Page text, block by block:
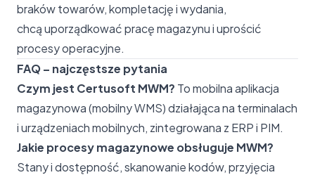
braków towarów, kompletację i wydania,
chcą uporządkować pracę magazynu i uprościć
procesy operacyjne.
FAQ – najczęstsze pytania
Czym jest Certusoft MWM? To mobilna aplikacja
magazynowa (mobilny WMS) działająca na terminalach
i urządzeniach mobilnych, zintegrowana z ERP i PIM.
Jakie procesy magazynowe obsługuje MWM?
Stany i dostępność, skanowanie kodów, przyjęcia